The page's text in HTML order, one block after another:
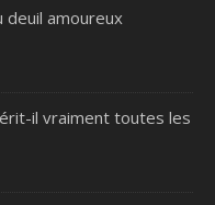
deuil amoureux
il vraiment toutes les